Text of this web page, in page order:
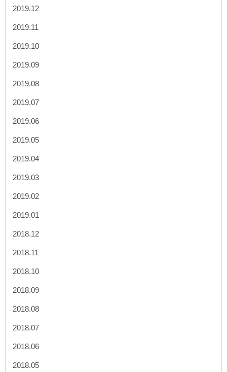
2019.12
2019.11
2019.10
2019.09
2019.08
2019.07
2019.06
2019.05
2019.04
2019.03
2019.02
2019.01
2018.12
2018.11
2018.10
2018.09
2018.08
2018.07
2018.06
2018.05